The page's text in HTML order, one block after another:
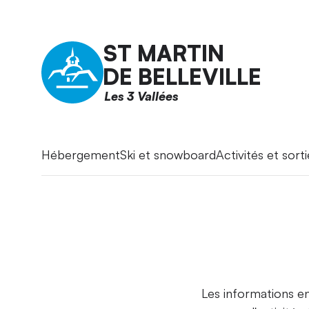
ST MARTIN
DE BELLEVILLE
Les 3 Vallées
HébergementSki et snowboardActivités et
Les informations